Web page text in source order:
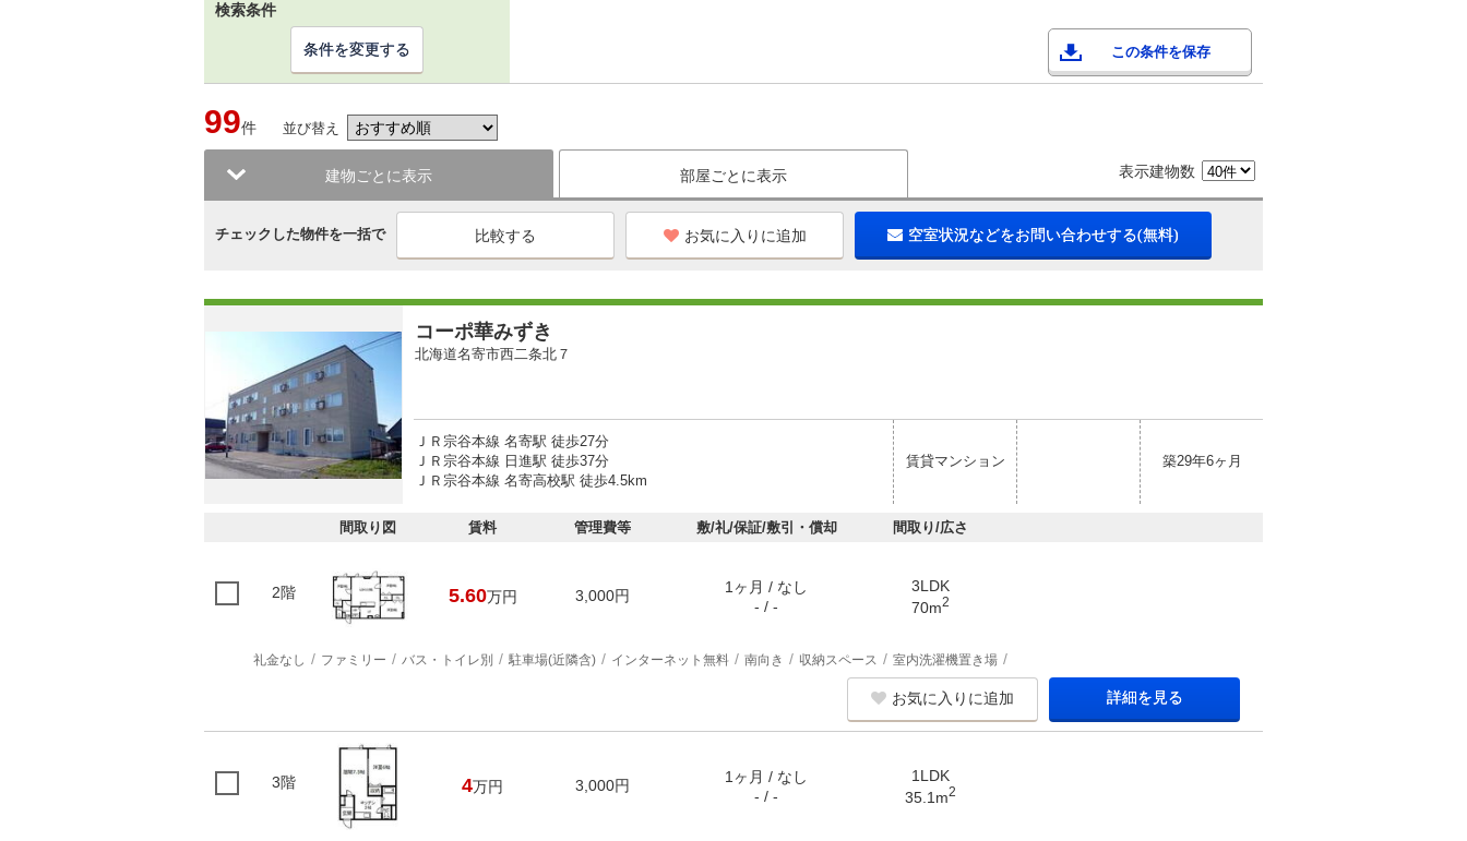
検索条件
この条件を保存
条件を変更する
99件 並び替え
建物ごとに表示 部屋ごとに表示 表示建物数
チェックした物件を一括で お気に入りに追加 空室状況などをお問い合わせする(無料)
コーポ華みずき
北海道名寄市西二条北７
ＪＲ宗谷本線 名寄駅 徒歩27分
ＪＲ宗谷本線 日進駅 徒歩37分
ＪＲ宗谷本線 名寄高校駅 徒歩4.5km
賃貸マンション 築29年6ヶ月
間取り図 賃料 管理費等 敷/礼/保証/敷引・償却 間取り/広さ
2階 5.60万円 3,000円
1ヶ月 / なし
- / -
3LDK
70m2
礼金なし ファミリー バス・トイレ別 駐車場(近隣含) インターネット無料 南向き 収納スペース 室内洗濯機置き場
お気に入りに追加 詳細を見る
3階 4万円 3,000円
1ヶ月 / なし
- / -
1LDK
35.1m2